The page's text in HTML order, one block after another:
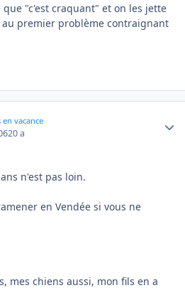
"c'est craquant" et on les jette
au premier problème contraignant
vacance
20 a
n'est pas loin.
en Vendée si vous ne
mes chiens aussi, mon fils en a